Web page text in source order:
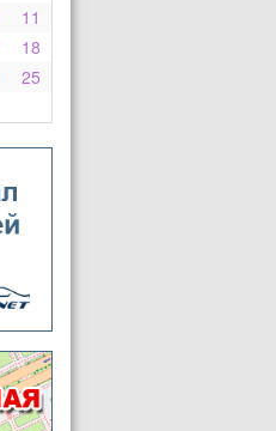
11
18
25